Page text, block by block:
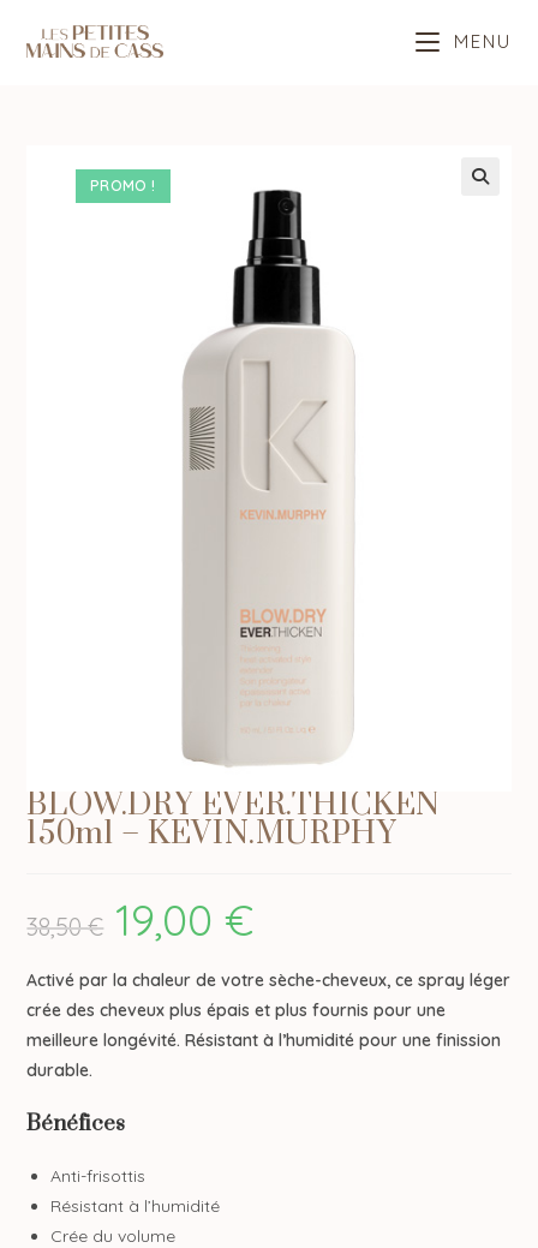
MENU
PROMO !
BLOW.DRY EVER.THICKEN
150ml – KEVIN.MURPHY
38,50€
Le
prix
initial
38,50 €.
19,00€
19,00 €.
Activé par la chaleur de votre sèche-cheveux, ce spray léger
crée des cheveux plus épais et plus fournis pour une
meilleure longévité. Résistant à l’humidité pour une finission
durable.
Bénéfices
Anti-frisottis
Résistant à l’humidité
Crée du volume